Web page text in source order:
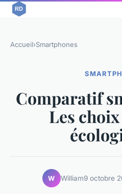
Accueil›Smartphones
Comparatif
Les
W William9 octobre